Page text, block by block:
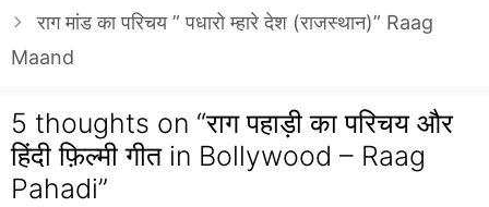
राग मांड का परिचय ” पधारो म्हारे देश (राजस्थान)” Raag
Maand
5 thoughts on “राग पहाड़ी का परिचय और
हिंदी फ़िल्मी गीत in Bollywood – Raag
Pahadi”